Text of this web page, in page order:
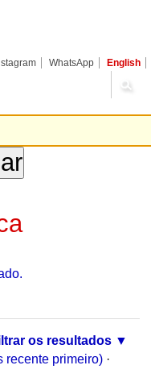
WhatsApp English
os resultados
recente primeiro) ·